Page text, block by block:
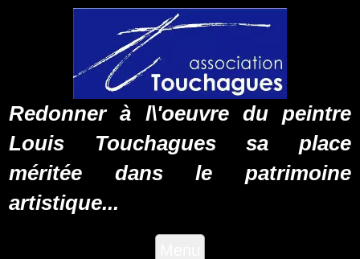
Redonner à l\'oeuvre du peintre
Louis Touchagues sa place
méritée dans le patrimoine
artistique...